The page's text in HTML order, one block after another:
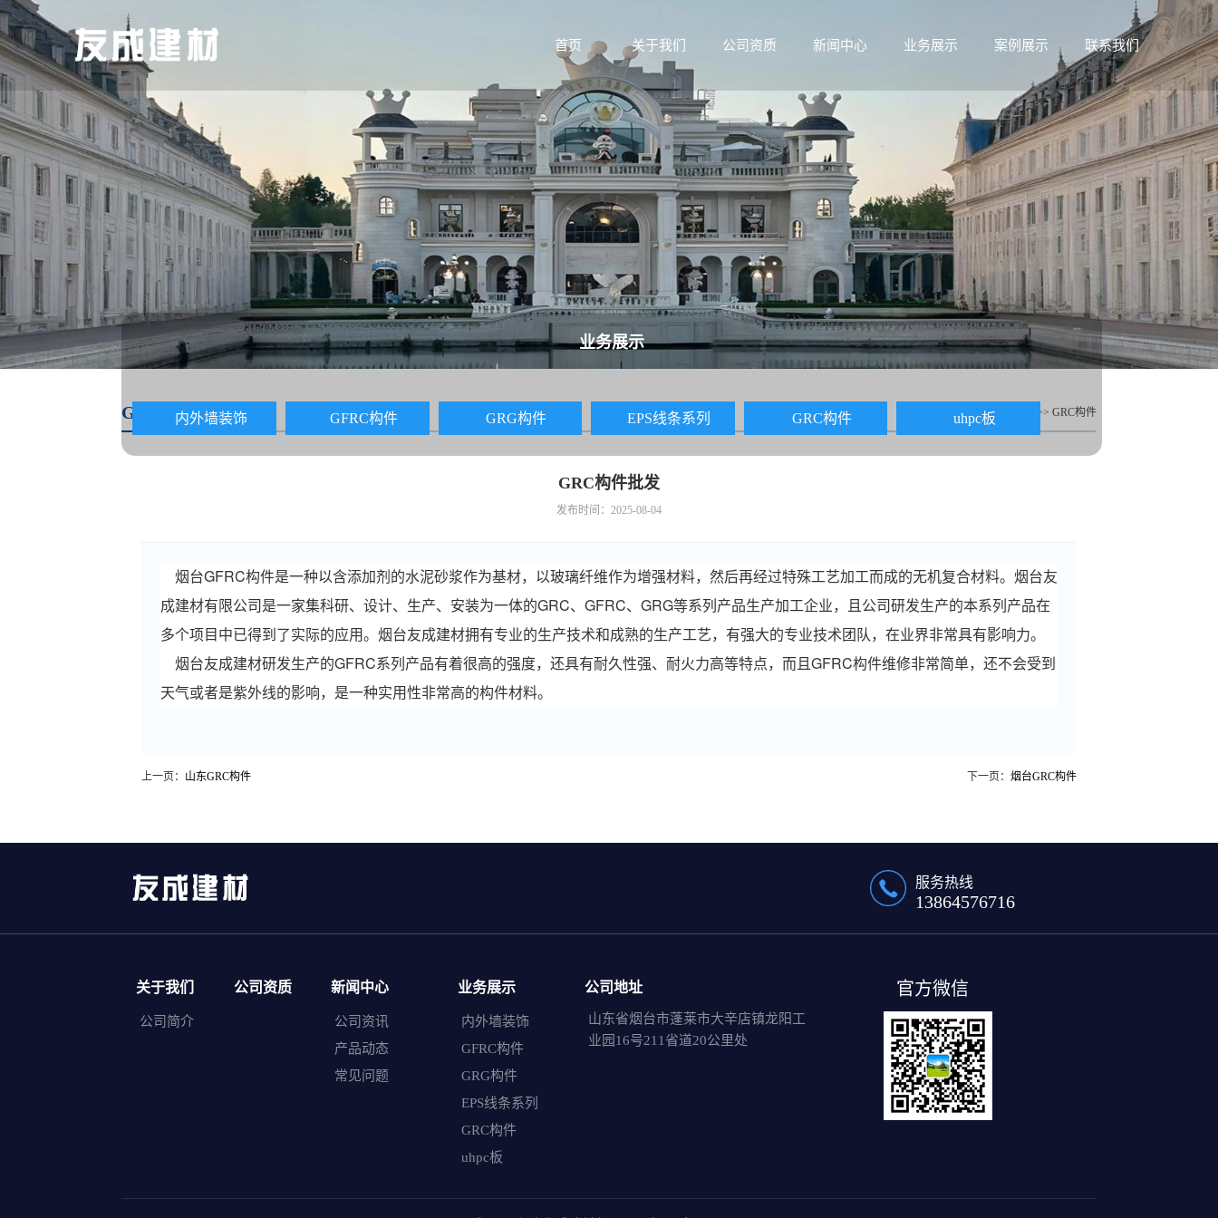
首页 关于我们 公司资质 新闻中心 业务展示 案例展示 联系我们
业务展示
内外墙装饰 GFRC构件 GRG构件 EPS线条系列 GRC构件 uhpc板
GRC构件 首页 >>业务展示 >> GRC构件
GRC构件批发
发布时间：2025-08-04
烟台GFRC构件是一种以含添加剂的水泥砂浆作为基材，以玻璃纤维作为增强材料，然后再经过特殊工艺加工而成的无机复合材料。烟台友
成建材有限公司是一家集科研、设计、生产、安装为一体的GRC、GFRC、GRG等系列产品生产加工企业，且公司研发生产的本系列产品在
多个项目中已得到了实际的应用。烟台友成建材拥有专业的生产技术和成熟的生产工艺，有强大的专业技术团队，在业界非常具有影响力。
烟台友成建材研发生产的GFRC系列产品有着很高的强度，还具有耐久性强、耐火力高等特点，而且GFRC构件维修非常简单，还不会受到
天气或者是紫外线的影响，是一种实用性非常高的构件材料。
上一页： 山东GRC构件 下一页：烟台GRC构件
服务热线
13864576716
关于我们
公司简介
公司资质 新闻中心
公司资讯
产品动态
常见问题
业务展示
内外墙装饰
GFRC构件
GRG构件
EPS线条系列
GRC构件
uhpc板
公司地址
山东省烟台市蓬莱市大辛店镇龙阳工
业园16号211省道20公里处
官方微信